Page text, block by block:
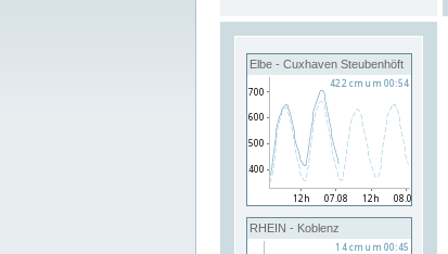
Elbe - Cuxhaven Steubenhöft
RHEIN - Koblenz